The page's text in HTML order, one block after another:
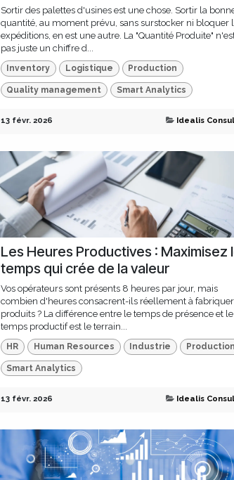
Sortir des palettes d'usines est une chose. Sortir la
quantité, au moment prévu, sans surstocker ni bloquer
expéditions, en est une autre. La "Quantité Produite"
pas juste un chiffre d...
Inventory Logistique Production
Quality management Smart Analytics
13 févr. 2026 Idealis
Les Heures Productives : Maximisez
temps qui crée de la valeur
Vos opérateurs sont présents 8 heures par jour, mais
combien d'heures consacrent-ils réellement à
produits ? La différence entre le temps de présence et le
temps productif est le terrain...
HR Human Resources Industrie Production
Smart Analytics
13 févr. 2026 Idealis